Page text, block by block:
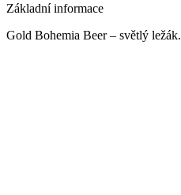
Základní informace
Gold Bohemia Beer – světlý ležák.